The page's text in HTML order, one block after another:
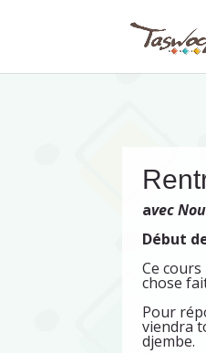
avec
Début
Ce cours
chose
Pour
viendra
djembe.